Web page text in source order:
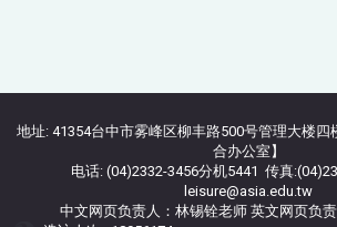
地址: 41354台中市雾峰区柳丰路500号管理大楼四
合办公室】
电话: (04)2332-3456分机5441 传真
leisure@asia.edu.tw
中文网页负责人：林锡铨老师 英文网页负